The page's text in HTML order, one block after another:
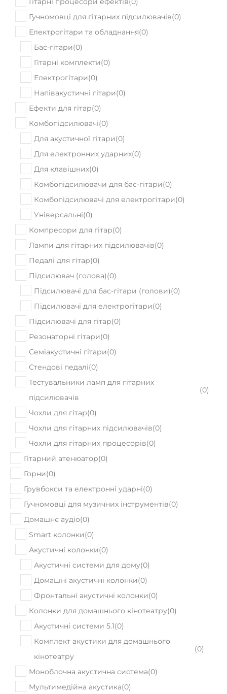
Гучномовці для гітарних підсилювачів(0)
Електрогітари та обладнання(0)
Бас-гітари(0)
Гітарні комплекти(0)
Електрогітари(0)
Напівакустичні гітари(0)
Ефекти для гітар(0)
Комбопідсилювачі(0)
Для акустичної гітари(0)
Для електронних ударних(0)
Для клавішних(0)
Комбопідсилювачи для бас-гітари(0)
Комбопідсилювачі для електрогітари(0)
Універсальні(0)
Компресори для гітар(0)
Лампи для гітарних підсилювачів(0)
Педалі для гітар(0)
Підсилювач (голова)(0)
Підсилювачі для бас-гітари (голови)(0)
Підсилювачі для електрогітари(0)
Підсилювачі для гітар(0)
Резонаторні гітари(0)
Семіакустичні гітари(0)
Стендові педалі(0)
Тестувальники ламп для гітарних
підсилювачів
(0)
Чохли для гітар(0)
Чохли для гітарних підсилювачів(0)
Чохли для гітарних процесорів(0)
Гітарний атенюатор(0)
Горни(0)
Грувбокси та електронні ударні(0)
Гучномовці для музичних інструментів(0)
Домашнє аудіо(0)
Smart колонки(0)
Акустичні колонки(0)
Акустичні системи для дому(0)
Домашні акустичні колонки(0)
Фронтальні акустичні колонки(0)
Колонки для домашнього кінотеатру(0)
Акустичні системи 5.1(0)
Комплект акустики для домашнього
кінотеатру
(0)
Моноблочна акустична система(0)
Мультимедійна акустика(0)